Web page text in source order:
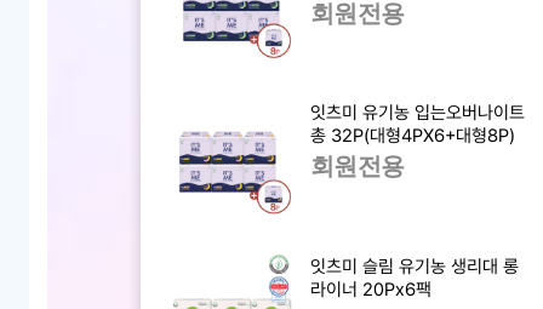
회원전용
잇츠미 유기농 입는오버나이트
총 32P(대형4PX6+대형8P)
회원전용
잇츠미 슬림 유기농 생리대 롱
라이너 20Px6팩